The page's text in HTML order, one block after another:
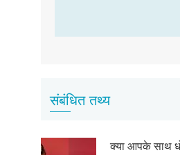
संबंधित तथ्य
क्या आपके साथ